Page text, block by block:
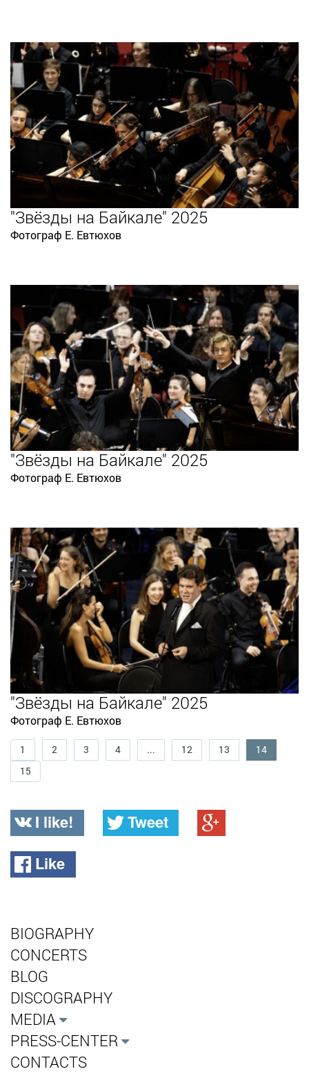
"Звёзды на Байкале" 2025
Фотограф Е. Евтюхов
"Звёзды на Байкале" 2025
Фотограф Е. Евтюхов
"Звёзды на Байкале" 2025
Фотограф Е. Евтюхов
1 2 3 4 ... 12 13
14
15
I like!
Tweet
Like
BIOGRAPHY
CONCERTS
BLOG
DISCOGRAPHY
MEDIA
PRESS-CENTER
CONTACTS